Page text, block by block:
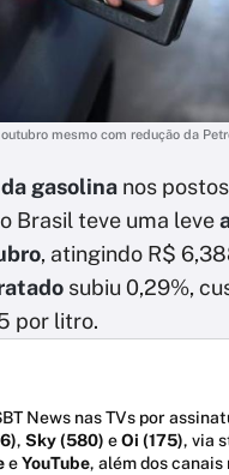
mesmo com redução da
gasolina nos
Brasil teve uma leve
, atingindo R$
subiu 0,29%,
por litro.
News nas TVs por
, Sky (580) eOi (175), via
eYouTube, além dos canais